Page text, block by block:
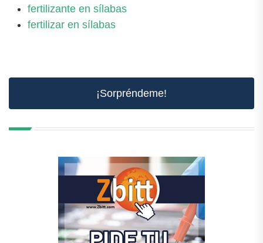
fertilizante en sílabas
fertilizar en sílabas
¡Sorpréndeme!